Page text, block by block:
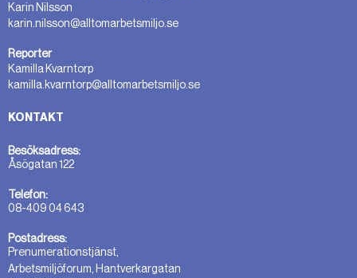
Karin Nilsson
karin.nilsson@alltomarbetsmiljo.se
Reporter
Kamilla Kvarntorp
kamilla.kvarntorp@alltomarbetsmiljo.se
KONTAKT
Besöksadress:
Åsögatan 122
Telefon:
08-409 04 643
Postadress:
Prenumerationstjänst,
Arbetsmiljöforum, Hantverkargatan